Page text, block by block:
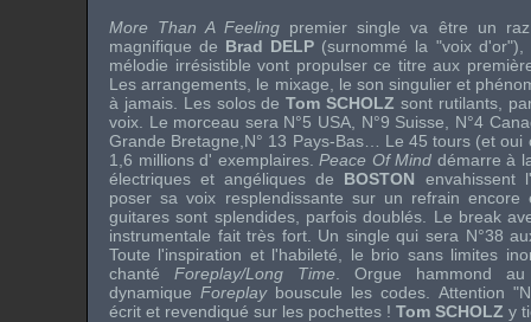
More Than A Feeling premier single va être un
magnifique de Brad DELP (surnommé la "voix
mélodie irrésistible vont propulser ce titre aux
Les arrangements, le mixage, le son singulier et
à jamais. Les solos deTom SCHOLZ sont rutilants,
voix. Le morceau sera N°5 USA, N°9 Suisse, N°4
Grande Bretagne,N° 13 Pays-Bas… Le 45 tours (et
1,6 millions d' exemplaires. Peace Of Mind démarre à
électriques et angéliques de BOSTON envahissent
poser sa voix resplendissante sur un refrain encore
guitares sont splendides, parfois doublés. Le break
instrumentale fait très fort. Un single qui sera N°38
Toute l'inspiration et l'habileté, le brio sans limites
chanté Foreplay/Long Time . Orgue hammond
dynamiqueForeplaybouscule les codes. Attention
écrit et revendiqué sur les pochettes ! Tom SCHOLZ y